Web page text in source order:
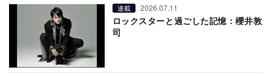
連載 2026.07.11
ロックスターと過ごした記憶：櫻井敦
司